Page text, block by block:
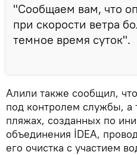
"Сообщаем вам, что
при скорости ветра
темное время суток".
Алили также сообщил,
под контролем службы, а
пляжах, созданных по
объединения İDEA,
его очистка с участием